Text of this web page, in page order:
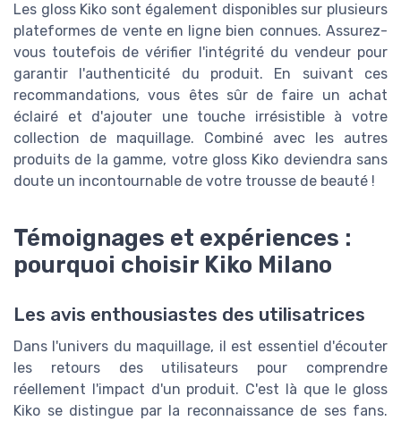
Les gloss Kiko sont également disponibles sur plusieurs
plateformes de vente en ligne bien connues. Assurez-
vous toutefois de vérifier l'intégrité du vendeur pour
garantir l'authenticité du produit. En suivant ces
recommandations, vous êtes sûr de faire un achat
éclairé et d'ajouter une touche irrésistible à votre
collection de maquillage. Combiné avec les autres
produits de la gamme, votre gloss Kiko deviendra sans
doute un incontournable de votre trousse de beauté !
Témoignages et expériences :
pourquoi choisir Kiko Milano
Les avis enthousiastes des utilisatrices
Dans l'univers du maquillage, il est essentiel d'écouter
les retours des utilisateurs pour comprendre
réellement l'impact d'un produit. C'est là que le gloss
Kiko se distingue par la reconnaissance de ses fans.